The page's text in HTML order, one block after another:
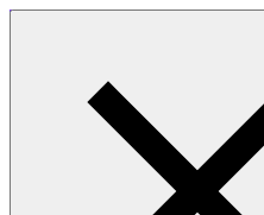
Inicio
contacto